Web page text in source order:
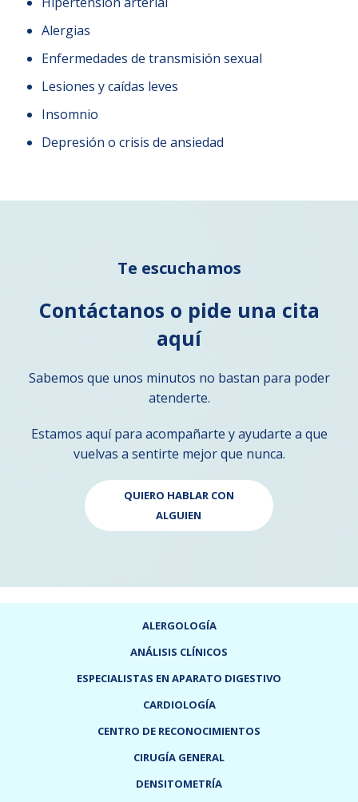
Alergias
Enfermedades de transmisión sexual
Lesiones y caídas leves
Insomnio
Depresión o crisis de ansiedad
Te escuchamos
Contáctanos o pide una cita
aquí
Sabemos que unos minutos no bastan para poder
atenderte.
Estamos aquí para acompañarte y ayudarte a que
vuelvas a sentirte mejor que nunca.
QUIERO HABLAR CON
ALGUIEN
ALERGOLOGÍA
ANÁLISIS CLÍNICOS
ESPECIALISTAS EN APARATO DIGESTIVO
CARDIOLOGÍA
CENTRO DE RECONOCIMIENTOS
CIRUGÍA GENERAL
DENSITOMETRÍA